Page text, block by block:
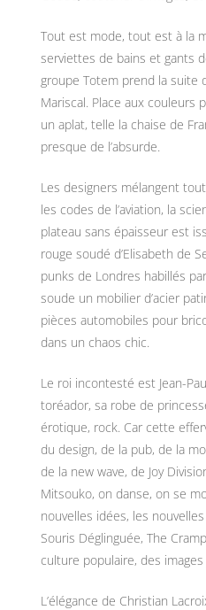
Tout est mode, tout est à la
serviettes de bains et gants
groupe Totem prend la suite
Mariscal. Place aux couleurs
un aplat, telle la chaise de
presque de l’absurde.
Les designers mélangent
les codes de l’aviation, la
plateau sans épaisseur est
rouge soudé d’Elisabeth de
punks de Londres habillés
soude un mobilier d’acier
pièces automobiles pour
dans un chaos chic.
Le roi incontesté est Jean-
toréador, sa robe de
érotique, rock. Car cette
du design, de la pub, de la
de la new wave, de Joy
Mitsouko, on danse, on se
nouvelles idées, les
Souris Déglinguée, The
culture populaire, des
L’élégance de Christian